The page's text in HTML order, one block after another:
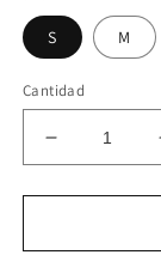
S M
Cantidad
Reducir
cantidad
para
Bandeau